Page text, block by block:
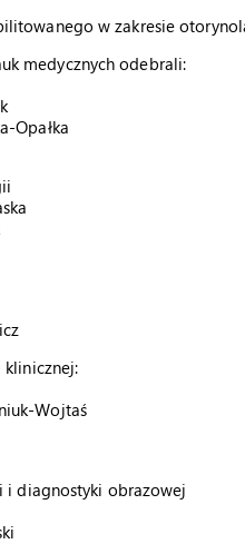
w zakresie
medycznych odebrali:
Opałka
Wojtaś
i diagnostyki obrazowej